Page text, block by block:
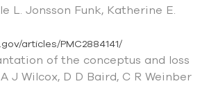
L. Jonsson Funk, Katherine E.
articles/PMC2884141/
of the conceptus and loss
J Wilcox, D D Baird, C R Weinber